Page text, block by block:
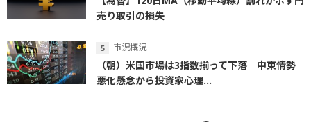
売り取引の損失
市況概況
（朝）米国市場は3指数揃って下落 中東情勢
悪化懸念から投資家心理...